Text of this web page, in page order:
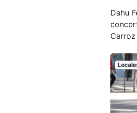
Dahu
Carroz